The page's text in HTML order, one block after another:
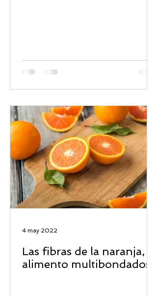
Las fibras de la naranja, el
alimento multibondadoso
4 may 2022